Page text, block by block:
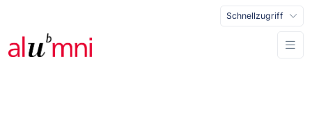
Schnellzugriff